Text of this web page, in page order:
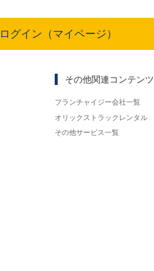
ログイン（マイページ）
その他関連コンテンツ
フランチャイジー会社一覧
オリックストラックレンタル
その他サービス一覧